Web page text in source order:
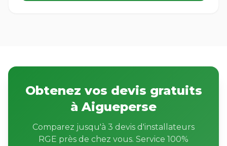
Obtenez vos devis gratuits
à Aigueperse
Comparez jusqu'à 3 devis d'installateurs
RGE près de chez vous. Service 100%